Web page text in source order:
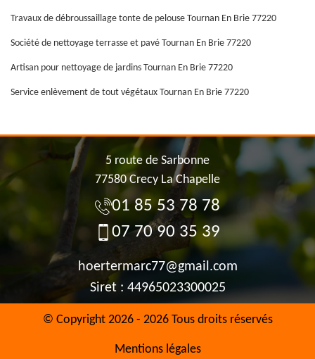
Travaux de débroussaillage tonte de pelouse Tournan En Brie 77220
Société de nettoyage terrasse et pavé Tournan En Brie 77220
Artisan pour nettoyage de jardins Tournan En Brie 77220
Service enlèvement de tout végétaux Tournan En Brie 77220
5 route de Sarbonne
77580 Crecy La Chapelle
01 85 53 78 78
07 70 90 35 39
hoertermarc77@gmail.com
Siret : 44965023300025
© Copyright 2026 - 2026 Tous droits réservés
Mentions légales